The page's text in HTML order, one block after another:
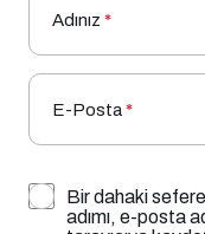
Adınız *
E-Posta*
Bir dahaki
adımı, e-posta